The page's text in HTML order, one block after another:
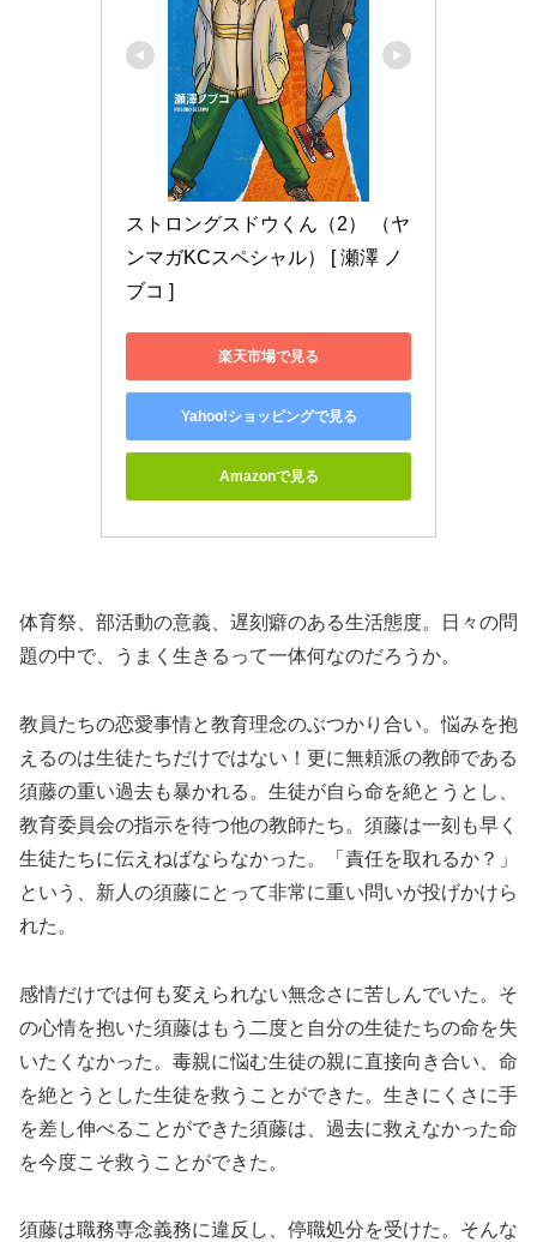
ストロングスドウくん（2） （ヤ
ンマガKCスペシャル） [ 瀬澤 ノ
ブコ ]
楽天市場で見る
Yahoo!ショッピングで見る
Amazonで見る
体育祭、部活動の意義、遅刻癖のある生活態度。日々の問
題の中で、うまく生きるって一体何なのだろうか。
教員たちの恋愛事情と教育理念のぶつかり合い。悩みを抱
えるのは生徒たちだけではない！更に無頼派の教師である
須藤の重い過去も暴かれる。生徒が自ら命を絶とうとし、
教育委員会の指示を待つ他の教師たち。須藤は一刻も早く
生徒たちに伝えねばならなかった。「責任を取れるか？」
という、新人の須藤にとって非常に重い問いが投げかけら
れた。
感情だけでは何も変えられない無念さに苦しんでいた。そ
の心情を抱いた須藤はもう二度と自分の生徒たちの命を失
いたくなかった。毒親に悩む生徒の親に直接向き合い、命
を絶とうとした生徒を救うことができた。生きにくさに手
を差し伸べることができた須藤は、過去に救えなかった命
を今度こそ救うことができた。
須藤は職務専念義務に違反し、停職処分を受けた。そんな